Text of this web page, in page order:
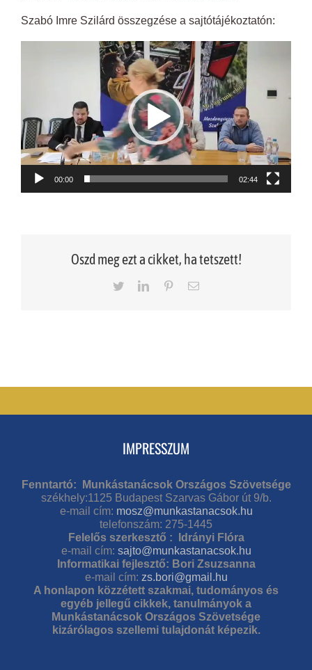
Szabó Imre Szilárd összegzése a sajtótájékoztatón:
00:00 02:44
Oszd meg ezt a cikket, ha tetszett!
TwitterLinkedInPinterestEmail
IMPRESSZUM
Fenntartó: Munkástanácsok Országos Szövetsége
székhely:1125 Budapest Szarvas Gábor út 9/b.
e-mail cím: mosz@munkastanacsok.hu
telefonszám: 275-1445
Felelős szerkesztő : Idrányi Flóra
e-mail cím: sajto@munkastanacsok.hu
Informatikai fejlesztő: Bori Zsuzsanna
e-mail cím: zs.bori@gmail.hu
A honlapon közzétett szakmai, tudományos és
egyéb jellegű cikkek, tanulmányok a
Munkástanácsok Országos Szövetsége
kizárólagos szellemi tulajdonát képezik.